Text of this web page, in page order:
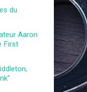
du
Aaron
First